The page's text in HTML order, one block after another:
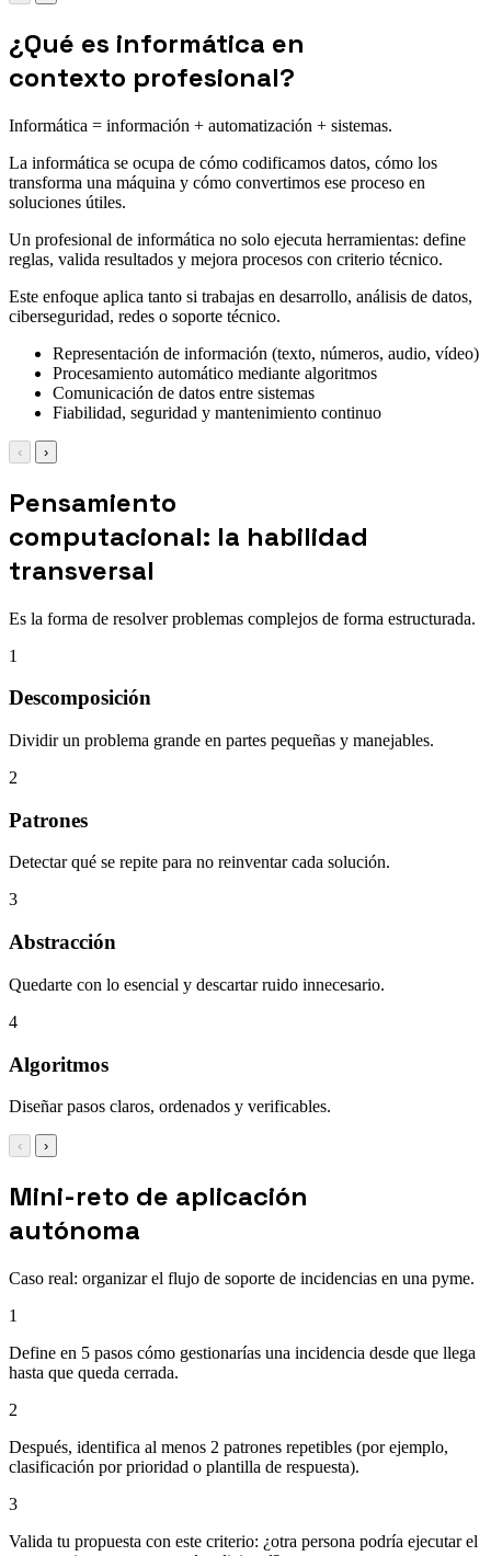
¿Qué es informática en
contexto profesional?
Informática = información + automatización + sistemas.
La informática se ocupa de cómo codificamos datos, cómo los
transforma una máquina y cómo convertimos ese proceso en
soluciones útiles.
Un profesional de informática no solo ejecuta herramientas: define
reglas, valida resultados y mejora procesos con criterio técnico.
Este enfoque aplica tanto si trabajas en desarrollo, análisis de datos,
ciberseguridad, redes o soporte técnico.
Representación de información (texto, números, audio, vídeo)
Procesamiento automático mediante algoritmos
Comunicación de datos entre sistemas
Fiabilidad, seguridad y mantenimiento continuo
‹ ›
Pensamiento
computacional: la habilidad
transversal
Es la forma de resolver problemas complejos de forma estructurada.
1
Descomposición
Dividir un problema grande en partes pequeñas y manejables.
2
Patrones
Detectar qué se repite para no reinventar cada solución.
3
Abstracción
Quedarte con lo esencial y descartar ruido innecesario.
4
Algoritmos
Diseñar pasos claros, ordenados y verificables.
‹ ›
Mini-reto de aplicación
autónoma
Caso real: organizar el flujo de soporte de incidencias en una pyme.
1
Define en 5 pasos cómo gestionarías una incidencia desde que llega
hasta que queda cerrada.
2
Después, identifica al menos 2 patrones repetibles (por ejemplo,
clasificación por prioridad o plantilla de respuesta).
3
Valida tu propuesta con este criterio: ¿otra persona podría ejecutar el